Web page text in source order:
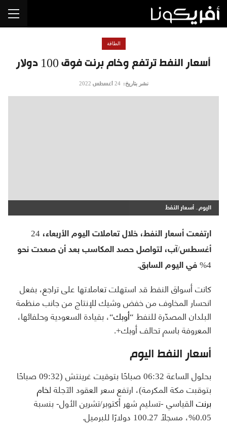
أسعار النفط ترتفع وخام برنت فوق 100 دولار
الطاقة
نشر بتاريخ: 24 أغسطس 2022
اليوم.. أسعار النفط
ارتفعت أسعار النفط، خلال تعاملات اليوم الأربعاء، 24
أغسطس/آب، لتواصل حصد المكاسب بعد أن صعدت نحو
4% في اليوم السابق.
كانت أسواق النفط قد استهلت تعاملاتها على تراجع، بفعل
انحسار المخاوف من خفض وشيك للإنتاج من جانب منظمة
البلدان المصدّرة للنفط “أوبك“، بقيادة السعودية وحلفائها،
المعروفة باسم تحالف أوبك+.
أسعار النفط اليوم
بحلول الساعة 06:32 صباحًا بتوقيت غرينتش (09:32 صباحًا
بتوقبت مكة المكرمة)، ارتفع سعر العقود الآجلة لخام
برنتالقياسي -تسليم شهر أكتوبر/تشرين الأول- بنسبة
0.05%، مسجلًا 100.27 دولارًا للبرميل.